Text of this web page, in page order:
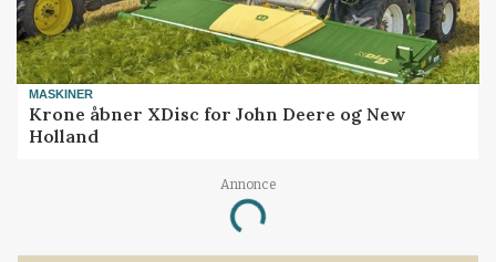
MASKINER
Krone åbner XDisc for John Deere og New
Holland
Annonce
Loading...